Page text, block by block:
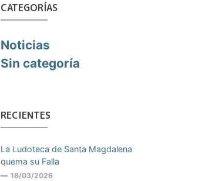
CATEGORÍAS
Noticias
Sin categoría
RECIENTES
La Ludoteca de Santa Magdalena
quema su Falla
18/03/2026